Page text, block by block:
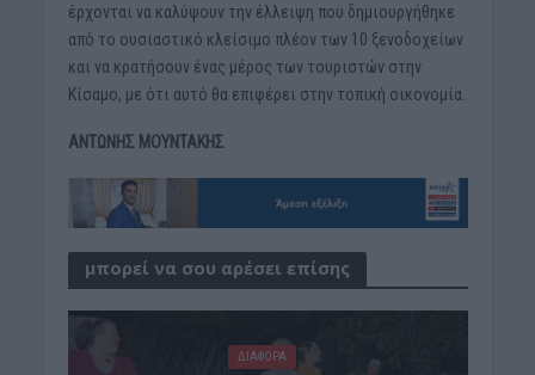
έρχονται να καλύψουν την έλλειψη που δημιουργήθηκε
από το ουσιαστικό κλείσιμο πλέον των 10 ξενοδοχείων
και να κρατήσουν ένας μέρος των τουριστών στην
Κίσαμο, με ότι αυτό θα επιφέρει στην τοπική οικονομία.
ΑΝΤΩΝΗΣ ΜΟΥΝΤΑΚΗΣ
μπορεί να σου αρέσει επίσης
ΔΙΆΦΟΡΑ